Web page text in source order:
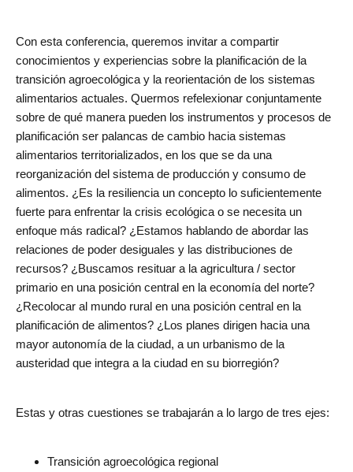
Con esta conferencia, queremos invitar a compartir
conocimientos y experiencias sobre la planificación de la
transición agroecológica y la reorientación de los sistemas
alimentarios actuales. Quermos refelexionar conjuntamente
sobre de qué manera pueden los instrumentos y procesos de
planificación ser palancas de cambio hacia sistemas
alimentarios territorializados, en los que se da una
reorganización del sistema de producción y consumo de
alimentos. ¿Es la resiliencia un concepto lo suficientemente
fuerte para enfrentar la crisis ecológica o se necesita un
enfoque más radical? ¿Estamos hablando de abordar las
relaciones de poder desiguales y las distribuciones de
recursos? ¿Buscamos resituar a la agricultura / sector
primario en una posición central en la economía del norte?
¿Recolocar al mundo rural en una posición central en la
planificación de alimentos? ¿Los planes dirigen hacia una
mayor autonomía de la ciudad, a un urbanismo de la
austeridad que integra a la ciudad en su biorregión?
Estas y otras cuestiones se trabajarán a lo largo de tres ejes:
Transición agroecológica regional